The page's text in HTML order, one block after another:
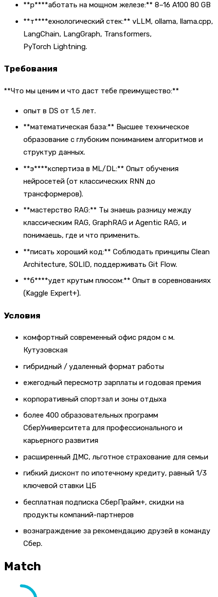
**р****аботать на мощном железе:** 8–16 A100 80 GB
**т****ехнологический стек:** vLLM, ollama, llama.cpp,
LangChain, LangGraph, Transformers,
PyTorch Lightning.
Требования
**Что мы ценим и что даст тебе преимущество:**
опыт в DS от 1,5 лет.
**математическая база:** Высшее техническое
образование с глубоким пониманием алгоритмов и
структур данных.
**э****кспертиза в ML/DL:** Опыт обучения
нейросетей (от классических RNN до
трансформеров).
**мастерство RAG:** Ты знаешь разницу между
классическим RAG, GraphRAG и Agentic RAG, и
понимаешь, где и что применить.
**писать хороший код:** Соблюдать принципы Clean
Architecture, SOLID, поддерживать Git Flow.
**б****удет крутым плюсом:** Опыт в соревнованиях
(Kaggle Expert+).
Условия
комфортный современный офис рядом с м.
Кутузовская
гибридный / удаленный формат работы
ежегодный пересмотр зарплаты и годовая премия
корпоративный спортзал и зоны отдыха
более 400 образовательных программ
СберУниверситета для профессионального и
карьерного развития
расширенный ДМС, льготное страхование для семьи
гибкий дисконт по ипотечному кредиту, равный 1/3
ключевой ставки ЦБ
бесплатная подписка СберПрайм+, скидки на
продукты компаний-партнеров
вознаграждение за рекомендацию друзей в команду
Сбер.
Match